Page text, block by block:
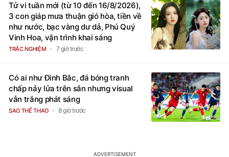
Tử vi tuần mới (từ 10 đến 16/8/2026),
3 con giáp mưa thuận gió hòa, tiền về
như nước, bạc vàng dư dả, Phú Quý
Vinh Hoa, vận trình khai sáng
TRẮC NGHIỆM 7 giờ trước
Có ai như Đình Bắc, đá bóng tranh
chấp nảy lửa trên sân nhưng visual
vẫn trắng phát sáng
SAO THỂ THAO 8 giờ trước